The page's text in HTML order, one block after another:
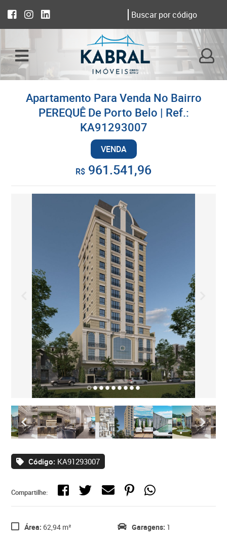
Apartamento Para Venda No Bairro
PEREQUÊ De Porto Belo | Ref.:
KA91293007
VENDA
R$ 961.541,96
Código: KA91293007
Compartilhe:
Área: 62,94 m² Garagens: 1